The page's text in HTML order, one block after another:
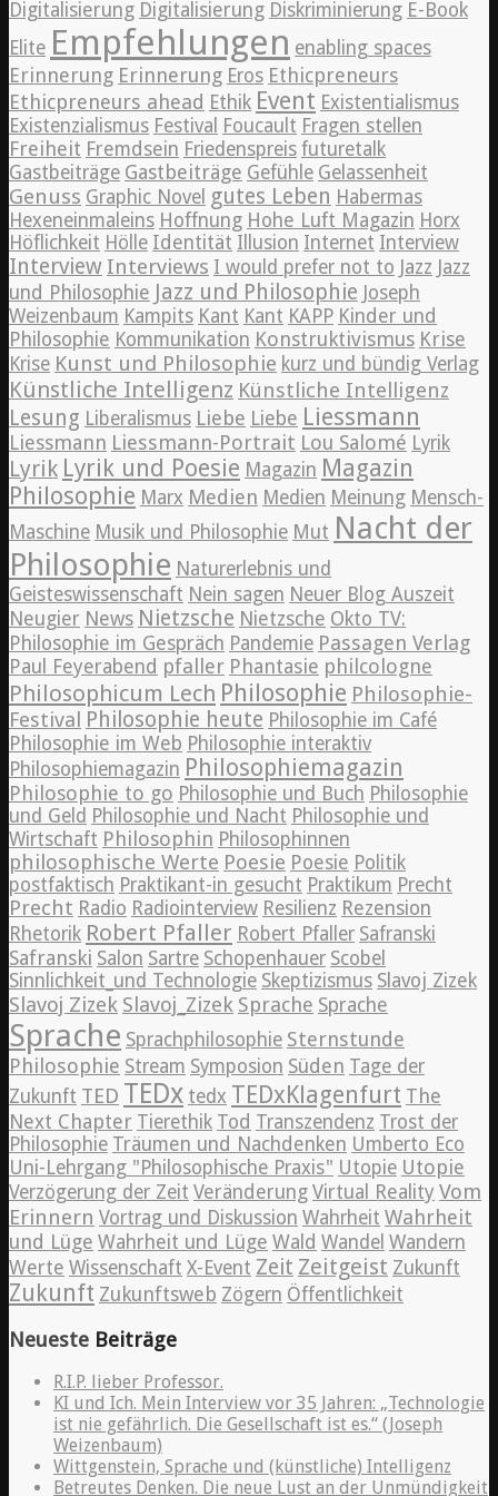
Digitalisierung Digitalisierung Diskriminierung E-Book
Elite Empfehlungen enabling spaces
Erinnerung Erinnerung Eros Ethicpreneurs
Ethicpreneurs ahead Ethik Event Existentialismus
Existenzialismus Festival Foucault Fragen stellen
Freiheit Fremdsein Friedenspreis futuretalk
Gastbeiträge Gastbeiträge Gefühle Gelassenheit
Genuss Graphic Novel gutes Leben Habermas
Hexeneinmaleins Hoffnung Hohe Luft Magazin Horx
Höflichkeit Hölle Identität Illusion Internet Interview
Interview Interviews I would prefer not to Jazz Jazz
und Philosophie Jazz und Philosophie Joseph
Weizenbaum Kampits Kant Kant KAPP Kinder und
Philosophie Kommunikation Konstruktivismus Krise
Krise Kunst und Philosophie kurz und bündig Verlag
Künstliche Intelligenz Künstliche Intelligenz
Lesung Liberalismus Liebe Liebe Liessmann
Liessmann Liessmann-Portrait Lou Salomé Lyrik
Lyrik Lyrik und Poesie Magazin Magazin
Philosophie Marx Medien Medien Meinung Mensch-
Maschine Musik und Philosophie Mut Nacht der
Philosophie Naturerlebnis und
Geisteswissenschaft Nein sagen Neuer Blog Auszeit
Neugier News Nietzsche Nietzsche Okto TV:
Philosophie im Gespräch Pandemie Passagen Verlag
Paul Feyerabend pfaller Phantasie philcologne
Philosophicum Lech Philosophie Philosophie-
Festival Philosophie heute Philosophie im Café
Philosophie im Web Philosophie interaktiv
Philosophiemagazin Philosophiemagazin
Philosophie to go Philosophie und Buch Philosophie
und Geld Philosophie und Nacht Philosophie und
Wirtschaft Philosophin Philosophinnen
philosophische Werte Poesie Poesie Politik
postfaktisch Praktikant-in gesucht Praktikum Precht
Precht Radio Radiointerview Resilienz Rezension
Rhetorik Robert Pfaller Robert Pfaller Safranski
Safranski Salon Sartre Schopenhauer Scobel
Sinnlichkeit_und Technologie Skeptizismus Slavoj Zizek
Slavoj Zizek Slavoj_Zizek Sprache Sprache
Sprache Sprachphilosophie Sternstunde
Philosophie Stream Symposion Süden Tage der
Zukunft TED TEDx tedx TEDxKlagenfurt The
Next Chapter Tierethik Tod Transzendenz Trost der
Philosophie Träumen und Nachdenken Umberto Eco
Uni-Lehrgang "Philosophische Praxis" Utopie Utopie
Verzögerung der Zeit Veränderung Virtual Reality Vom
Erinnern Vortrag und Diskussion Wahrheit Wahrheit
und Lüge Wahrheit und Lüge Wald Wandel Wandern
Werte Wissenschaft X-Event Zeit Zeitgeist Zukunft
Zukunft Zukunftsweb Zögern Öffentlichkeit
Neueste Beiträge
R.I.P. lieber Professor.
KI und Ich. Mein Interview vor 35 Jahren: „Technologie
ist nie gefährlich. Die Gesellschaft ist es.“ (Joseph
Weizenbaum)
Wittgenstein, Sprache und (künstliche) Intelligenz
Betreutes Denken. Die neue Lust an der Unmündigkeit